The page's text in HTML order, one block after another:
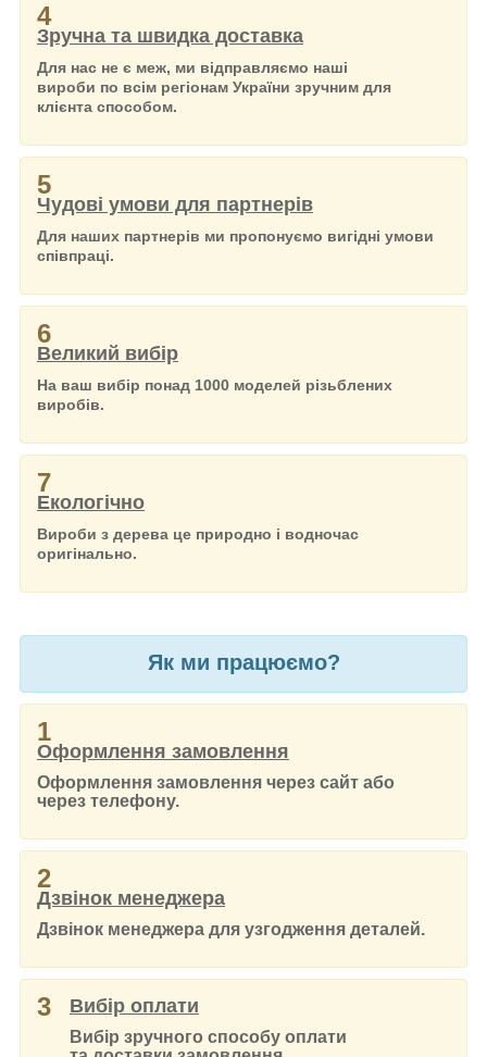
4
Зручна та швидка доставка
Для нас не є меж, ми відправляємо наші
вироби по всім регіонам України зручним для
клієнта способом.
5
Чудові умови для партнерів
Для наших партнерів ми пропонуємо вигідні умови
співпраці.
6
Великий вибір
На ваш вибір понад 1000 моделей різьблених
виробів.
7
Екологічно
Вироби з дерева це природно і водночас
оригінально.
Як ми працюємо?
1
Оформлення замовлення
Оформлення замовлення через сайт або
через телефону.
2
Дзвінок менеджера
Дзвінок менеджера для узгодження деталей.
3 Вибір оплати
Вибір зручного способу оплати